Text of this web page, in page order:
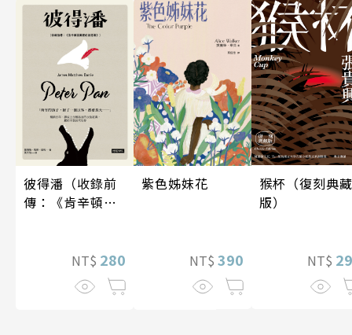
彼得潘（收錄前
傳：《肯辛頓花
NT$ 280
紫色姊妹花
NT$ 390
猴杯（復刻典藏
版）
NT$